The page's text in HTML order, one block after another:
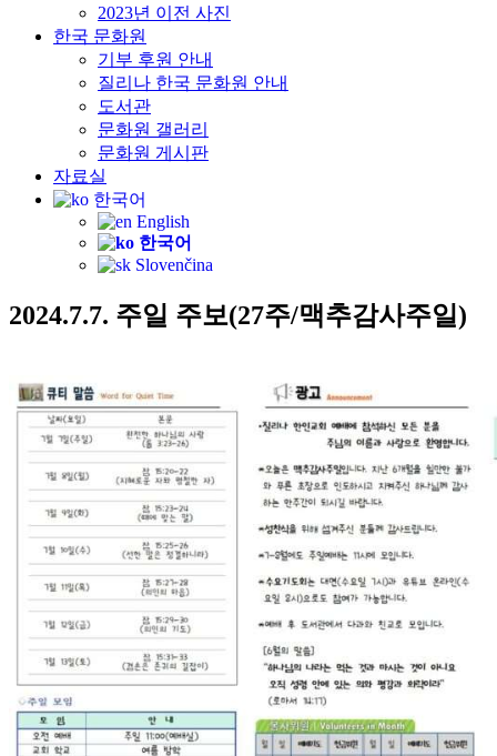
2023년 이전 사진
한국 문화원
기부 후원 안내
질리나 한국 문화원 안내
도서관
문화원 갤러리
문화원 게시판
자료실
한국어
English
한국어
Slovenčina
2024.7.7. 주일 주보(27주/맥추감사주일) ​